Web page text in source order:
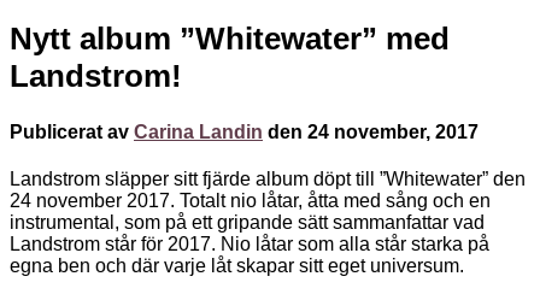
Nytt album ”Whitewater” med
Landstrom!
Publicerat av Carina Landin den 24 november, 2017
Landstrom släpper sitt fjärde album döpt till ”Whitewater” den
24 november 2017. Totalt nio låtar, åtta med sång och en
instrumental, som på ett gripande sätt sammanfattar vad
Landstrom står för 2017. Nio låtar som alla står starka på
egna ben och där varje låt skapar sitt eget universum.